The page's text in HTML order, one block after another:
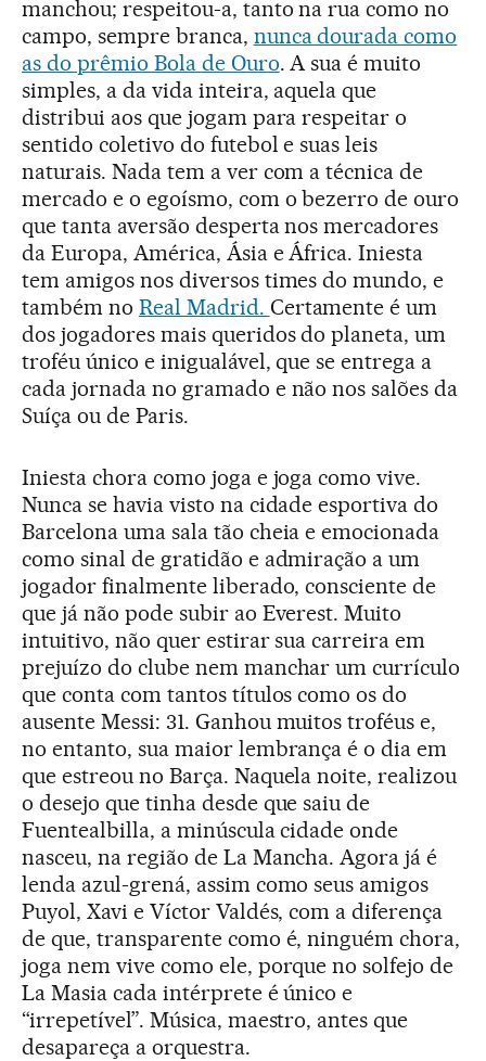
manchou; respeitou-a, tanto na rua como no
campo, sempre branca, nunca dourada como
as do prêmio Bola de Ouro. A sua é muito
simples, a da vida inteira, aquela que
distribui aos que jogam para respeitar o
sentido coletivo do futebol e suas leis
naturais. Nada tem a ver com a técnica de
mercado e o egoísmo, com o bezerro de ouro
que tanta aversão desperta nos mercadores
da Europa, América, Ásia e África. Iniesta
tem amigos nos diversos times do mundo, e
também no Real Madrid. Certamente é um
dos jogadores mais queridos do planeta, um
troféu único e inigualável, que se entrega a
cada jornada no gramado e não nos salões da
Suíça ou de Paris.
Iniesta chora como joga e joga como vive.
Nunca se havia visto na cidade esportiva do
Barcelona uma sala tão cheia e emocionada
como sinal de gratidão e admiração a um
jogador finalmente liberado, consciente de
que já não pode subir ao Everest. Muito
intuitivo, não quer estirar sua carreira em
prejuízo do clube nem manchar um currículo
que conta com tantos títulos como os do
ausente Messi: 31. Ganhou muitos troféus e,
no entanto, sua maior lembrança é o dia em
que estreou no Barça. Naquela noite, realizou
o desejo que tinha desde que saiu de
Fuentealbilla, a minúscula cidade onde
nasceu, na região de La Mancha. Agora já é
lenda azul-grená, assim como seus amigos
Puyol, Xavi e Víctor Valdés, com a diferença
de que, transparente como é, ninguém chora,
joga nem vive como ele, porque no solfejo de
La Masia cada intérprete é único e
“irrepetível”. Música, maestro, antes que
desapareça a orquestra.